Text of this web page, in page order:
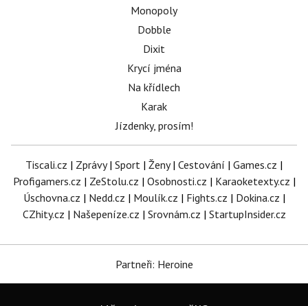
Monopoly
Dobble
Dixit
Krycí jména
Na křídlech
Karak
Jízdenky, prosím!
Tiscali.cz | Zprávy| Sport | Ženy| Cestování | Games.cz |
Profigamers.cz | ZeStolu.cz | Osobnosti.cz | Karaoketexty.cz |
Úschovna.cz | Nedd.cz | Moulík.cz | Fights.cz | Dokina.cz |
CZhity.cz | Našepeníze.cz | Srovnám.cz | StartupInsider.cz
Partneři: Heroine